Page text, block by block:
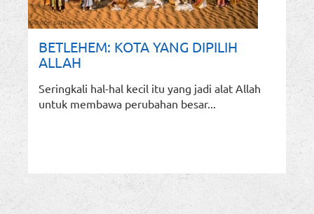
BETLEHEM: KOTA YANG DIPILIH
ALLAH
Seringkali hal-hal kecil itu yang jadi alat Allah
untuk membawa perubahan besar...